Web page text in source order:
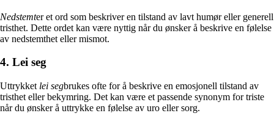
Nedstemter et ord som beskriver en tilstand av lavt humør eller generell
tristhet. Dette ordet kan være nyttig når du ønsker å beskrive en følelse
av nedstemthet eller mismot.
4. Lei seg
Uttrykket lei segbrukes ofte for å beskrive en emosjonell tilstand av
tristhet eller bekymring. Det kan være et passende synonym for triste
når du ønsker å uttrykke en følelse av uro eller sorg.